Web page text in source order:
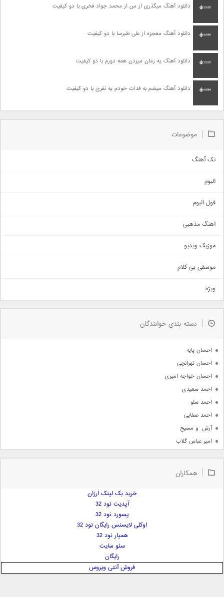
دانلود آهنگ میگذری از من از محمد جواد فخری با دو کیفیت
دانلود آهنگ معجزه از علی طبرسا با دو کیفیت
دانلود آهنگ یه زمان میزدن همه دورم با دو کیفیت
دانلود آهنگ میشم به فدات خودم یه نفری با دو کیفیت
موضوعات
تک آهنگ
اجتماعی
حماسی
سنتی
اهنگ بندرعباسی
دمو
مذهبی
جدیدترین ها
البوم
فول البوم
آهنگ مذهبی
موزیک ویدیو
موسقی بی کلام
ویژه
دسته بندی خوانندگان
احسان پایه
احسان تهرانچی
احسان خواجه امیری
احمد سعیدی
احمد سلو
احمد صفایی
آرش  و مسیح
امیر عباس گلاب
امیر علی
ایمان غلامی
همکاران
خرید بک لینک ارزان
آپدیت نود 32
پسورد نود 32
اوکلی لایسنس رایگان نود 32
همیار نود 32
سئو سایت
رایگان
فروش آنتی ویروس